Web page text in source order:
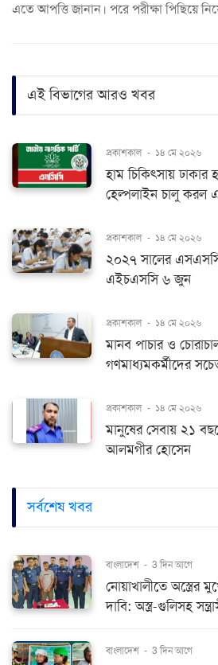
এতে আপত্তি জানান। পরে পরীক্ষা পিছিয়ে
এই বিভাগের আরও খবর
প্রকাশকাল - ১৪ মে ২০২৬
হাম চিকিৎসায়
হেল্পলাইন চালু করল
প্রকাশকাল - ১৪ মে ২০২৬
২০২৭ সালের
এইচএসসি ৬ জুন
প্রকাশকাল - ১৪ মে ২০২৬
মানব পাচার ও
গণমাধ্যমকর্মীদের
প্রকাশকাল - ১৪ মে ২০২৬
মানুষের সেবায় ২১
আলমগীর হোসেন
সর্বশেষ খবর
বাংলাদেশ - 3 দিন আগে
নোয়াখালীতে অস্ত্রের
দাবি: অস্ত্র-গুলিসহ
বাংলাদেশ - 3 দিন আগে